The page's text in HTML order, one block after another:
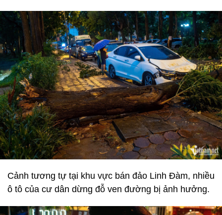
Cảnh tương tự tại khu vực bán đảo Linh Đàm, nhiều
ô tô của cư dân dừng đỗ ven đường bị ảnh hưởng.